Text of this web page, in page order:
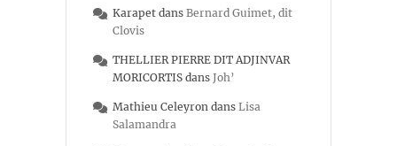
Karapet dans Bernard Guimet, dit
Clovis
THELLIER PIERRE DIT ADJINVAR
MORICORTIS dans Joh’
Mathieu Celeyron dans Lisa
Salamandra